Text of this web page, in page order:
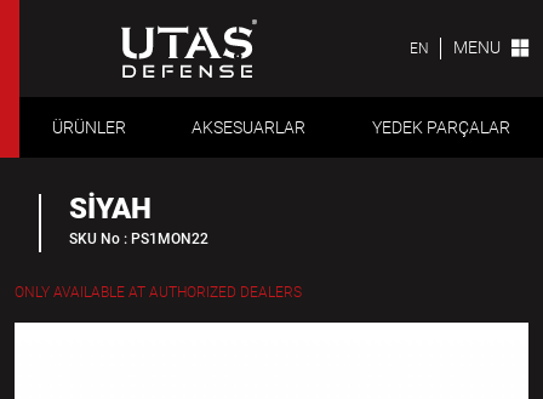
EN MENU
ÜRÜNLER AKSESUARLAR YEDEK PARÇALAR
SİYAH
SKU No : PS1MON22
ONLY AVAILABLE AT AUTHORIZED DEALERS